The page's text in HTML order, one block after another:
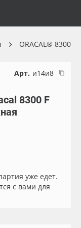
ORACAL® 8300
Арт. и14и8
8300 F
уже едет.
с вами для